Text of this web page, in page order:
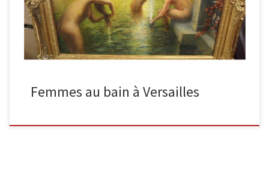
Femmes au bain à Versailles